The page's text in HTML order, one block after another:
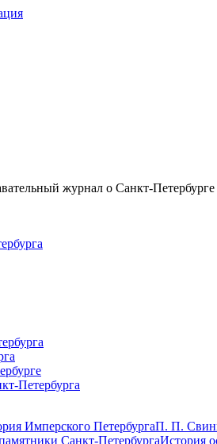
журнал о Санкт-Петербурге
Петербурга
Имперского ПетербургаП. П.
Санкт-ПетербургаИстория